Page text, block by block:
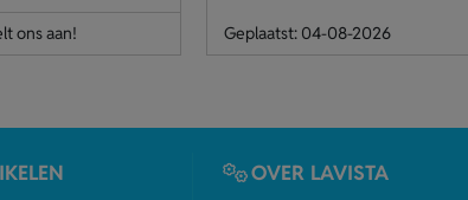
ons aan! Geplaatst: 04-08-2026
OVER LAVISTA